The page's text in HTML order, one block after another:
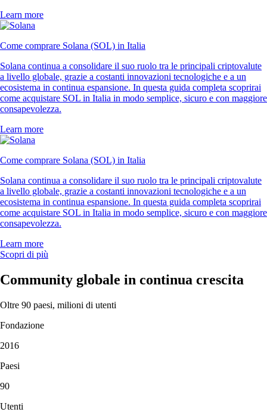
Learn more
Come comprare Solana (SOL) in Italia
Solana continua a consolidare il suo ruolo tra le principali criptovalute
a livello globale, grazie a costanti innovazioni tecnologiche e a un
ecosistema in continua espansione. In questa guida completa scoprirai
come acquistare SOL in Italia in modo semplice, sicuro e con maggiore
consapevolezza.
Learn more
Come comprare Solana (SOL) in Italia
Solana continua a consolidare il suo ruolo tra le principali criptovalute
a livello globale, grazie a costanti innovazioni tecnologiche e a un
ecosistema in continua espansione. In questa guida completa scoprirai
come acquistare SOL in Italia in modo semplice, sicuro e con maggiore
consapevolezza.
Learn more
Scopri di più
Community globale in continua crescita
Oltre 90 paesi, milioni di utenti
Fondazione
2016
Paesi
90
Utenti